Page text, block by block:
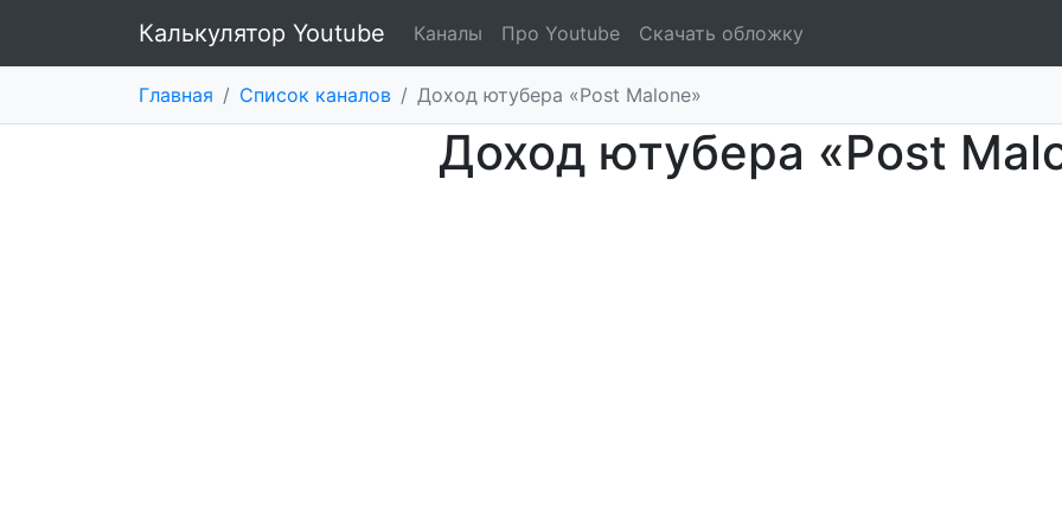
Калькулятор Youtube Каналы Про Youtube Скачать обложку
Главная / Список каналов / Доход ютубера «Post Malone»
Доход ютубера «Post